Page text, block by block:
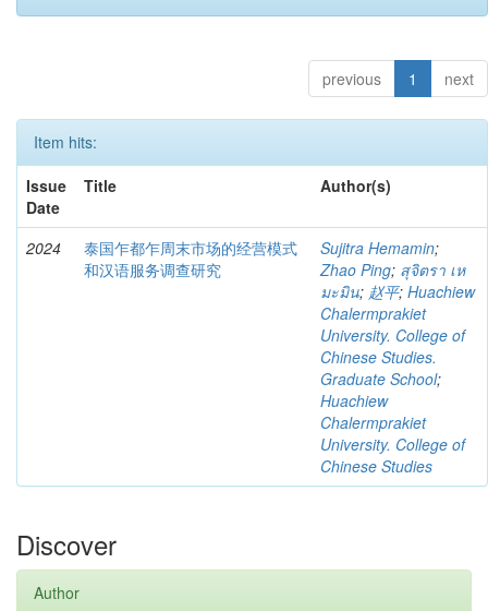
previous 1 next
Item hits:
Issue
Date
Title Author(s)
2024
泰国乍都乍周末市场的经营模式
和汉语服务调查研究
Sujitra Hemamin;
Zhao Ping; สุจิตรา เห
มะมิน; 赵平; Huachiew
Chalermprakiet
University. College of
Chinese Studies.
Graduate School;
Huachiew
Chalermprakiet
University. College of
Chinese Studies
Discover
Author